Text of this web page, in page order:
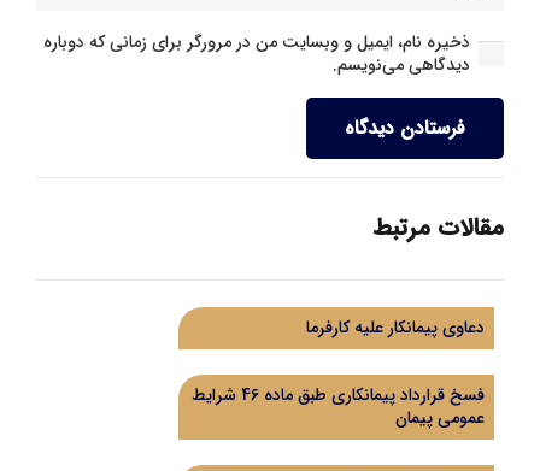
ذخیره نام، ایمیل و وبسایت من در مرورگر برای زمانی که دوباره
دیدگاهی می‌نویسم.
فرستادن دیدگاه
مقالات مرتبط
دعاوی پیمانکار علیه کارفرما
فسخ قرارداد پیمانکاری طبق ماده 46 شرایط
عمومی پیمان